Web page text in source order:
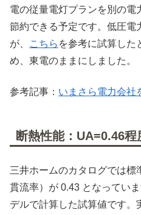
電の従量電灯プランを別の電
節約できる予定です。低圧電
が、
こちら を参考に試算した
め、東電のままにしました。
参考記事： いまさら電力会社
断熱性能：UA=0.46程
三井ホームのカタログでは標
貫流率）が 0.43 となってい
デルで計算した試算値です。